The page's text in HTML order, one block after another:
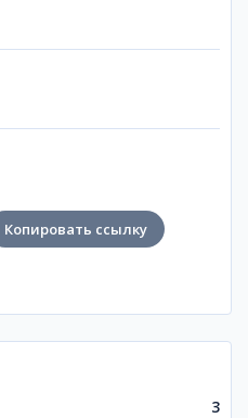
Копировать ссылку
3